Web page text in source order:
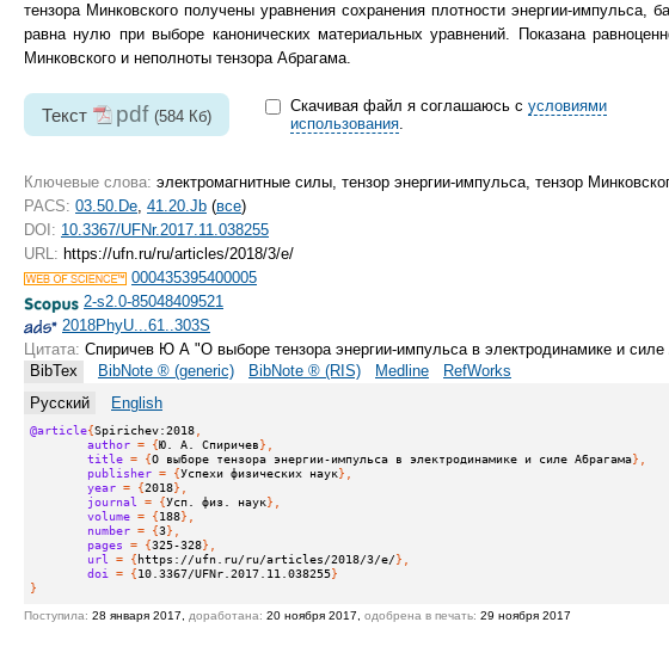
тензора Минковского получены уравнения сохранения плотности энергии-
равна нулю при выборе канонических материальных уравнений. Показана
Минковского и неполноты тензора Абрагама.
Текст pdf (584 Кб)
Скачивая файл я соглашаюсь с условиями
использования.
Ключевые слова: электромагнитные силы, тензор энергии-импульса, тензор
PACS: 03.50.De 41.20.Jb (все)
DOI: 10.3367/UFNr.2017.11.038255
URL: https://ufn.ru/ru/articles/2018/3/e/
000435395400005
2-s2.0-85048409521
2018PhyU...61..303S
Цитата: Спиричев Ю А "О выборе тензора энергии-импульса в электродинамике и силе
BibTex
BibNote ® (generic) BibNote ® (RIS) Medline
RefWorks
Русский
English
@article{Spirichev:2018
author = {Ю. А. Спиричев},
title = {О выборе тензора энергии-импульса в электродинамике и силе Абрагама},
publisher = {Успехи физических наук},
year = {2018},
journal
= {Усп. физ. наук},
volume = {188},
number = {3},
pages = {325-328},
url
= {https://ufn.ru/ru/articles/2018/3/e/},
doi
= {10.3367/UFNr.2017.11.038255}
}
Поступила: 28 января 2017, доработана: 20 ноября 2017, одобрена в печать: 29 ноября 2017